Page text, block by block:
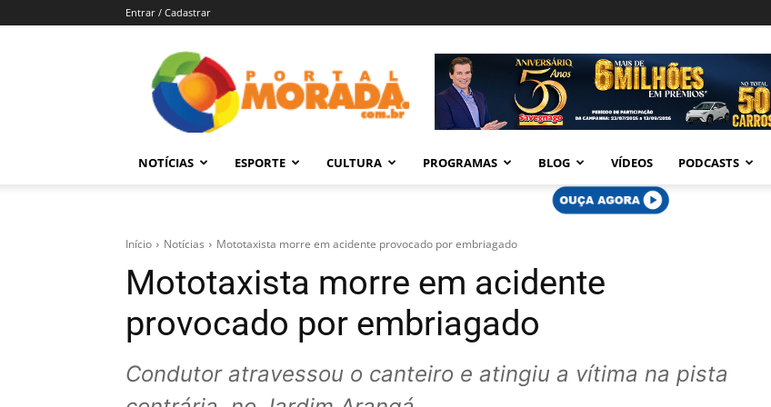
Entrar / Cadastrar
Morada
–
Araraquara
NOTÍCIAS ESPORTE CULTURA PROGRAMAS BLOG VÍDEOS PODCASTS
Início Notícias Mototaxista morre em acidente provocado por embriagado
Mototaxista morre em acidente
provocado por embriagado
Condutor atravessou o canteiro e atingiu a vítima na pista